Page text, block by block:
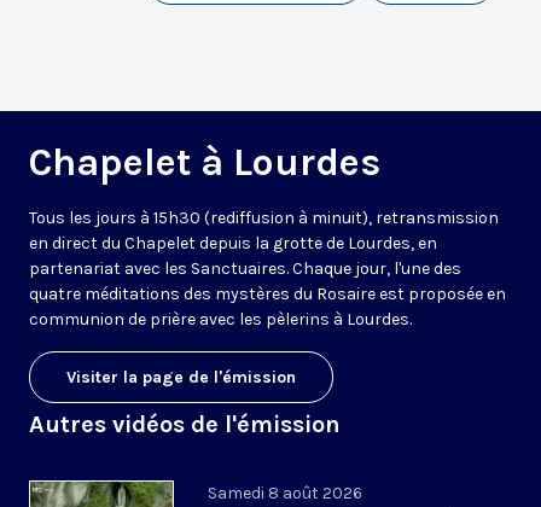
Chapelet à Lourdes
Tous les jours à 15h30 (rediffusion à minuit), retransmission
en direct du Chapelet depuis la grotte de Lourdes, en
partenariat avec les Sanctuaires. Chaque jour, l'une des
quatre méditations des mystères du Rosaire est proposée en
communion de prière avec les pèlerins à Lourdes.
Visiter la page de l'émission
Autres vidéos de l'émission
Samedi 8 août 2026